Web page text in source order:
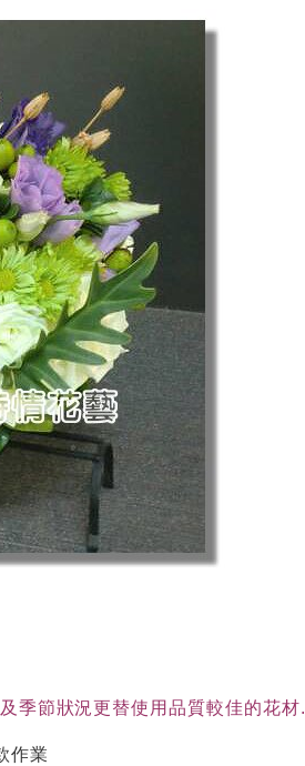
季節狀況更替使用品質較佳的花材.
作業